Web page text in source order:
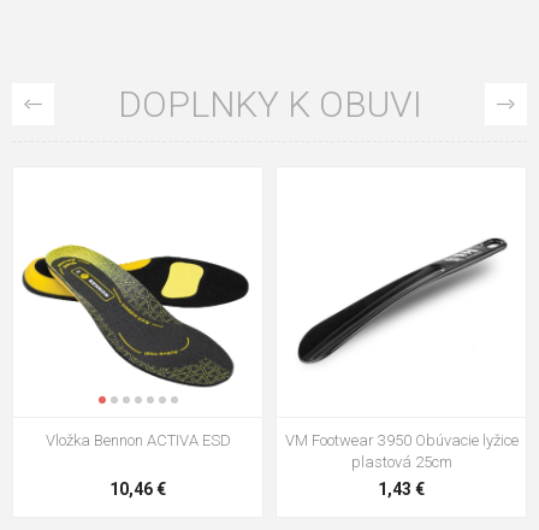
DOPLNKY K OBUVI
VM Footwear 3009 Vkladacia
5,21 €
VM Footwear 3102 Šnúrky ploché
0,79 €